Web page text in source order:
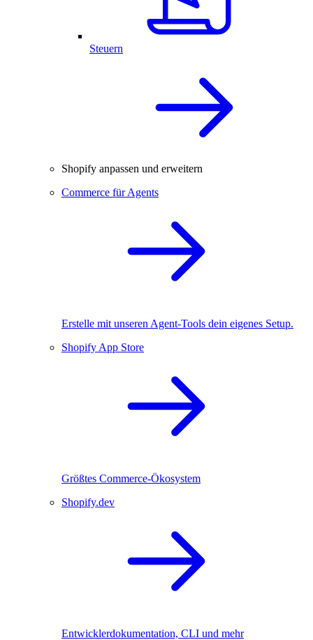
Steuern
Shopify anpassen und erweitern
Commerce für Agents
Erstelle mit unseren Agent-Tools dein eigenes Setup.
Shopify App Store
Größtes Commerce-Ökosystem
Shopify.dev
Entwicklerdokumentation, CLI und mehr